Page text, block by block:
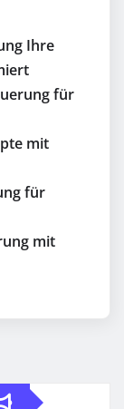
Ihre
für
mit
für
mit